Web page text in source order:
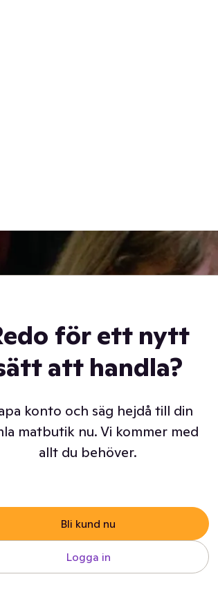
för ett nytt
att handla?
konto och säg hejdå till din
matbutik nu. Vi kommer med
allt du behöver.
Bli kund nu
Logga in